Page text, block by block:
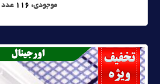
موجودی: 116 عدد